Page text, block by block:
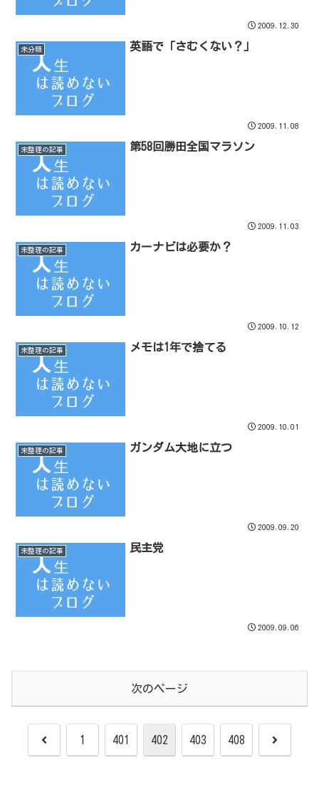
2009.12.30
未分類 英語で「さむくない？」
2009.11.08
未整理の記事 第58回勝田全国マラソン
2009.11.03
未整理の記事 カーナビは必要か？
2009.10.12
未整理の記事 メモは1年で捨てる
2009.10.01
未整理の記事 ガンダム大地に立つ
2009.09.20
未整理の記事 民主党
2009.09.06
次のページ
前 1 401 402 403 408 次